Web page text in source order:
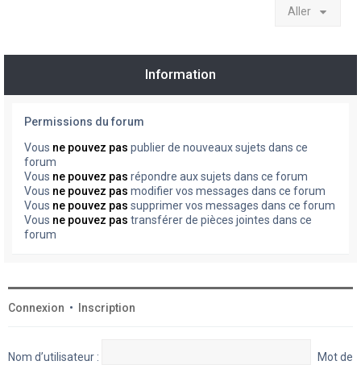
Aller
Information
Permissions du forum
Vous ne pouvez pas publier de nouveaux sujets dans ce
forum
Vous ne pouvez pas répondre aux sujets dans ce forum
Vous ne pouvez pas modifier vos messages dans ce forum
Vous ne pouvez pas supprimer vos messages dans ce forum
Vous ne pouvez pas transférer de pièces jointes dans ce
forum
Connexion • Inscription
Nom d’utilisateur : Mot de